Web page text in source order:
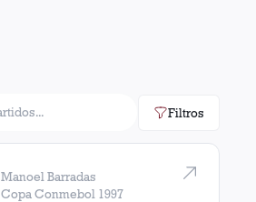
Filtros
Manoel Barradas
Copa Conmebol 1997